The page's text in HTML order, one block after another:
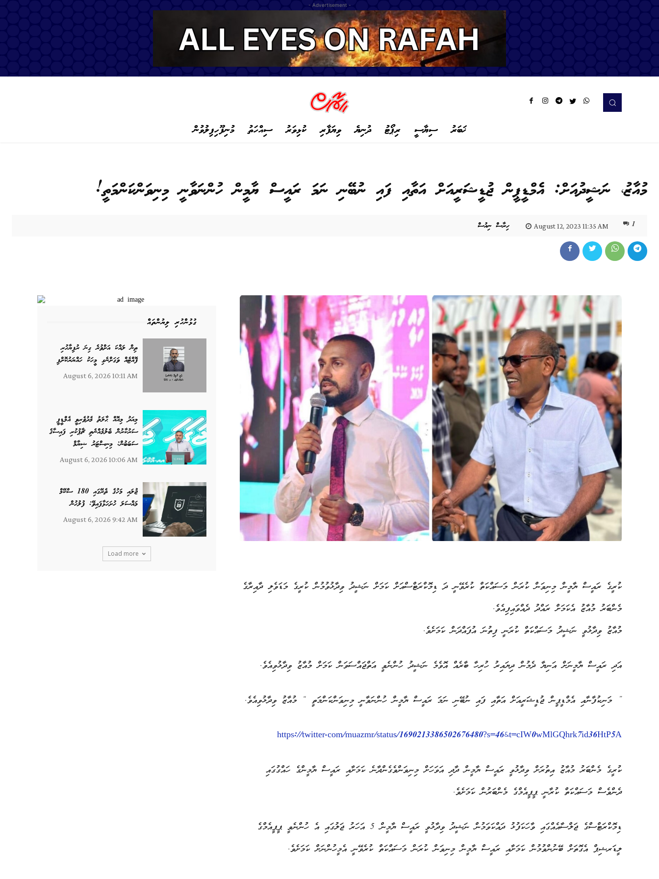
- Advertisement -
މުނިފޫހިފިލުވުން ސިއްހަތު ކުޅިވަރު ވިޔަފާރި ދުނިޔެ ރިޕޯޓު ސިޔާސީ ޚަބަރު
މުއާޒު، ނަޝީދުއަށް: އެމްޑީޕީން ޖުޑީޝަރީއަށް އަތާއި ފައި ނުބޭނި ނަމަ ރައީސް ޔާމީން ހުންނަވާނީ މިނިވަންކަންމަތީ!
ހިރާސް ނިއުސް August 12, 2023 11:35 AM 1
ގުޅުންހުރި ލިޔުންތައް
ތިން ލައްކަ އަށްވުރެ ގިނަ ރުފިޔާހުރި
ފޮއްޓެއް ވަގަށްނެގި މީހަކު ހައްޔަރުކޮށްފި
August 6, 2026 10:11 AM
މިއަދު މިއޮއް ޙާލަތު މެދުވެރިވީ އެމްޑީޕީ
ސަރުކާރުން ބެލުމެއްނެތި ޗާޕުކުރި ފައިސާގެ
ސަބަބުން: މިނިސްޓަރު ޝިޔާމް
August 6, 2026 10:06 AM
ޖުލައި މަހުގެ ތެރޭގައި 180 ސްކޭމް
މައްސަލަ ހުށަހަޅާފައިވޭ: ފުލުހުން
August 6, 2026 9:42 AM
Load more
ކުރީގެ ރައީސް ޔާމީން މިނިވަން ކުރަން މަސައްކަތް ކުރެވޭނީ ދަ ޑިމޮކްރަޓްސްއަށް ކަމަށް ނަޝީދު ވިދާޅުވުމުން ކުރީގެ މަޑަވެލި ދާއިރާގެ
މެންބަރު މުއާޒު އެކަމަށް ރައްދު ދެއްވައިފިއެވެ.
މުއާޒު ވިދާޅުވީ ނަޝީދު މަސައްކަތް ކުރަނީ ފިތުނަ އުފައްދަން ކަމަށެވެ.
އަދި ރައީސް ޔާމީނަށް އަނިޔާ ދެމުން ދިޔައިރު ހުރިހާ ބާރެއް އޮވެމެ ނަޝީދު ހުންނެވީ އަތްޖައްސަވަން ކަމަށް މުއާޒު ވިދާޅުވިއެވެ.
‏” މަނިކުފާނާއި އެމްޑީޕީން ޖުޑީޝަރީއަށް އަތާއި ފައި ނުބޭނި ނަމަ ރައީސް ޔާމީން ހުންނަވާނީ މިނިވަންކަންމަތީ “ މުއާޒު ވިދާޅުވިއެވެ.
https://twitter.com/muazmr/status/1690213386502676480?s=46&t=cIW0wMlGQhrk7id36HtP5A
‏ކުރީގެ މެންބަރު މުއާޒު އިތުރަށް ވިދާޅުވީ ރައީސް ޔާމީން ދާދި އަވަހަށް މިނިވަންވެގެންދާނެ ކަމަށާއި ރައީސް ޔާމީންގެ ހައްގުގައި
ދެންވެސް މަސައްކަތް ކުރާނީ ޕީޕީއެމްގެ މެންބަރުން ކަމަށެވެ.
ޑިމޮކްރަޓްސްގެ ޖަލްސާއެއްގައި ވާހަކަފުޅު ދައްކަވަމުން ނަޝީދު ވިދާޅުވީ ރައީސް ޔާމީން 5 އަހަރު ޖަލުގައި އެ ހުންނެވީ ޕީޕީއެމްގެ
ލީޑަރޝިޕް އެގޮތަށް ބޭނުންވުމުން ކަމަށާއި ރައީސް ޔާމީން މިނިވަން ކުރަން މަސައްކަތް ކުރެވޭނީ އެމީހުންނަށް ކަމަށެވެ.